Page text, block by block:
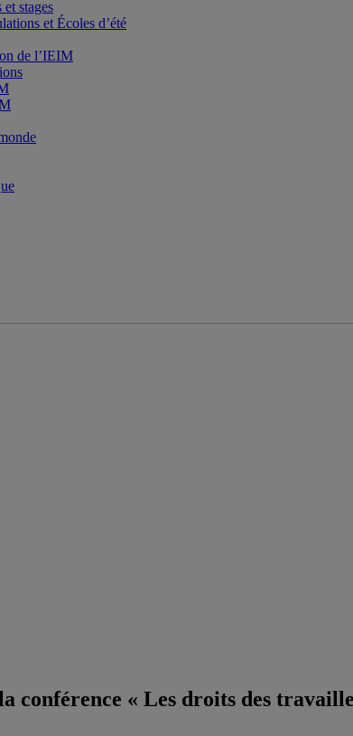
stages
et Écoles d’été
de l’IEIM
conférence « Les droits des